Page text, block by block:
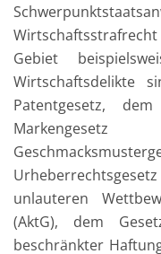
Gebiet
Wirtschaftsdelikte
Patentgesetz,
unlauteren
(AktG), dem
beschränkter